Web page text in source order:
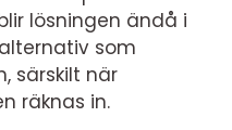
lösningen ändå i
som
särskilt när
räknas in.